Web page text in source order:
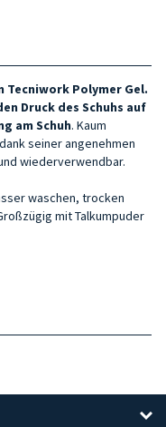
Polymer Gel.
Druck des Schuhs auf
am Schuh. Kaum
dank seiner angenehmen
wiederverwendbar.
waschen, trocken
mit Talkumpuder